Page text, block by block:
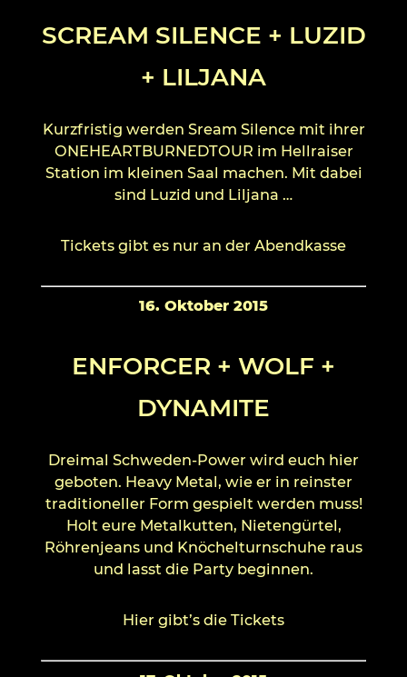
SCREAM SILENCE + LUZID
+ LILJANA
Kurzfristig werden Sream Silence mit ihrer
ONEHEARTBURNEDTOUR im Hellraiser
Station im kleinen Saal machen. Mit dabei
sind Luzid und Liljana …
Tickets gibt es nur an der Abendkasse
16. Oktober 2015
ENFORCER + WOLF +
DYNAMITE
Dreimal Schweden-Power wird euch hier
geboten. Heavy Metal, wie er in reinster
traditioneller Form gespielt werden muss!
Holt eure Metalkutten, Nietengürtel,
Röhrenjeans und Knöchelturnschuhe raus
und lasst die Party beginnen.
Hier gibt’s die Tickets